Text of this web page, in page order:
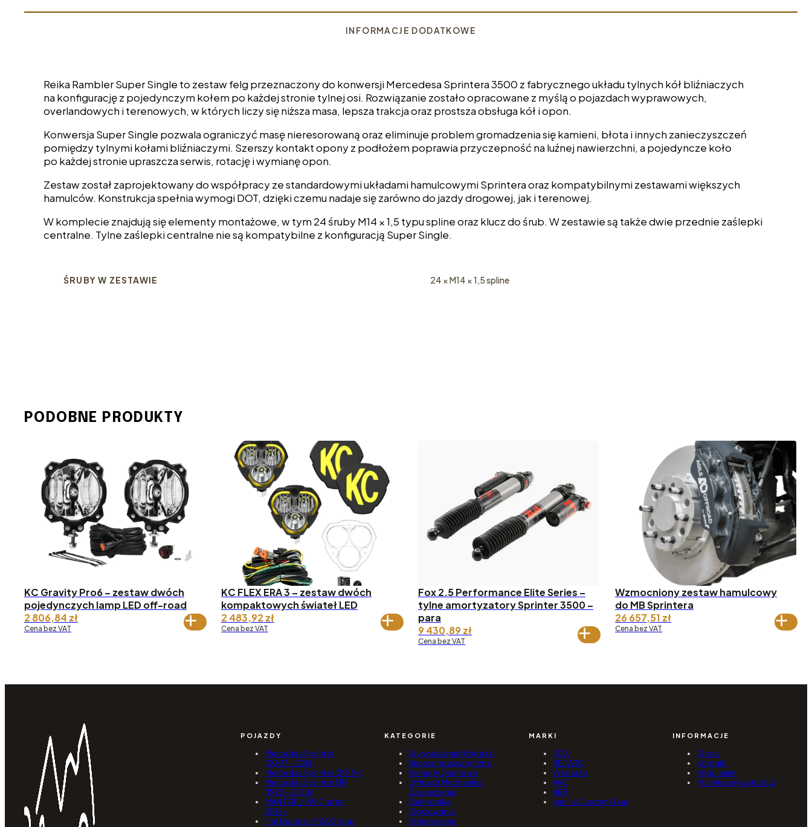
INFORMACJE DODATKOWE
Reika Rambler Super Single to zestaw felg przeznaczony do konwersji Mercedesa Sprintera 3500 z fabrycznego układu tylnych kół bliźniaczych
na konfigurację z pojedynczym kołem po każdej stronie tylnej osi. Rozwiązanie zostało opracowane z myślą o pojazdach wyprawowych,
overlandowych i terenowych, w których liczy się niższa masa, lepsza trakcja oraz prostsza obsługa kół i opon.
Konwersja Super Single pozwala ograniczyć masę nieresorowaną oraz eliminuje problem gromadzenia się kamieni, błota i innych zanieczyszczeń
pomiędzy tylnymi kołami bliźniaczymi. Szerszy kontakt opony z podłożem poprawia przyczepność na luźnej nawierzchni, a pojedyncze koło
po każdej stronie upraszcza serwis, rotację i wymianę opon.
Zestaw został zaprojektowany do współpracy ze standardowymi układami hamulcowymi Sprintera oraz kompatybilnymi zestawami większych
hamulców. Konstrukcja spełnia wymogi DOT, dzięki czemu nadaje się zarówno do jazdy drogowej, jak i terenowej.
W komplecie znajdują się elementy montażowe, w tym 24 śruby M14 × 1,5 typu spline oraz klucz do śrub. W zestawie są także dwie przednie zaślepki
centralne. Tylne zaślepki centralne nie są kompatybilne z konfiguracją Super Single.
ŚRUBY W ZESTAWIE 24 × M14 × 1,5 spline
PODOBNE PRODUKTY
KC Gravity Pro6 – zestaw dwóch
pojedynczych lamp LED off-road
2 806,84 zł
Cena bez VAT
KC FLEX ERA 3 – zestaw dwóch
kompaktowych świateł LED
2 483,92 zł
Cena bez VAT
Fox 2.5 Performance Elite Series –
tylne amortyzatory Sprinter 3500 –
para
9 430,89zł
Cena bez VAT
Wzmocniony zestaw hamulcowy
do MB Sprintera
26 657,51 zł
Cena bez VAT
POJAZDY
Mercedes Sprinter
(2007 - 2018)
Mercedes Sprinter (2018+)
Mercedes Sprinter T1N
(1992 - 2006)
MAN TGE / VW Crafter
2018+
Fiat Ducato - PSA Group
KATEGORIE
Wyposażenie Wnętrza
Akcesoria zewnętrzne
Namioty Dachowe
Offroad Mechanika
Zawieszenia
Elektronika
Ogrzewania
Klimatyzacje
MARKI
FOX
REDARC
Webasto
AVC
ARB
Vanilla Custom Gear
INFORMACJE
O nas
Kontakt
Regulamin
Polityka prywatności